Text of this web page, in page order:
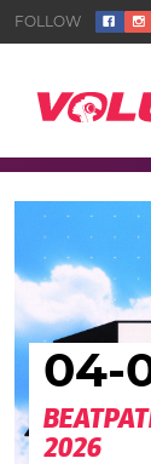
04-
2026